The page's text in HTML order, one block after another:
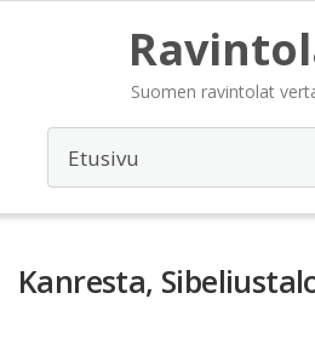
Suomen ravintolat
Kanresta,